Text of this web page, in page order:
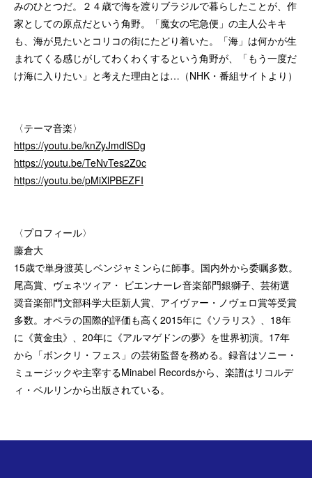
みのひとつだ。２４歳で海を渡りブラジルで暮らしたことが、作
家としての原点だという角野。「魔女の宅急便」の主人公キキ
も、海が見たいとコリコの街にたどり着いた。「海」は何かが生
まれてくる感じがしてわくわくするという角野が、「もう一度だ
け海に入りたい」と考えた理由とは…（NHK・番組サイトより）
〈テーマ音楽〉
https://youtu.be/knZyJmdlSDg
https://youtu.be/TeNvTes2Z0c
https://youtu.be/pMiXlPBEZFI
〈プロフィール〉
藤倉大
15歳で単身渡英しベンジャミンらに師事。国内外から委嘱多数。
尾高賞、ヴェネツィア・ ビエンナーレ音楽部門銀獅子、芸術選
奨音楽部門文部科学大臣新人賞、アイヴァー・ノヴェロ賞等受賞
多数。オペラの国際的評価も高く2015年に《ソラリス》、18年
に《黄金虫》、20年に《アルマゲドンの夢》を世界初演。17年
から「ボンクリ・フェス」の芸術監督を務める。録音はソニー・
ミュージックや主宰するMinabel Recordsから、楽譜はリコルデ
ィ・ベルリンから出版されている。